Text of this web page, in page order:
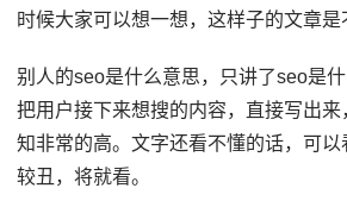
时候大家可以想一想，这样子的文章
别人的seo是什么意思，只讲了seo是什
把用户接下来想搜的内容，直接写出
知非常的高。文字还看不懂的话，可
较丑，将就看。